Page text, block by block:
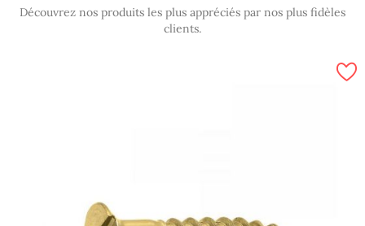
Découvrez nos produits les plus appréciés par nos plus fidèles
clients.